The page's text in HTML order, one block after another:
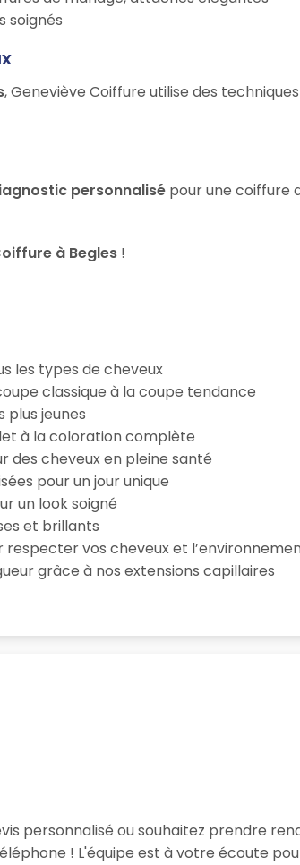
soignés
, Geneviève Coiffure utilise des
personnalisé pour une coiffure
à Begles !
les types de cheveux
classique à la coupe tendance
jeunes
à la coloration complète
des cheveux en pleine santé
pour un jour unique
un look soigné
et brillants
respecter vos cheveux et
grâce à nos extensions capillaires
personnalisé ou souhaitez prendre
! L'équipe est à votre écoute